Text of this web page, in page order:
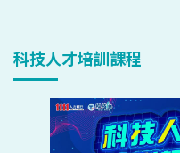
科技人才培訓課程